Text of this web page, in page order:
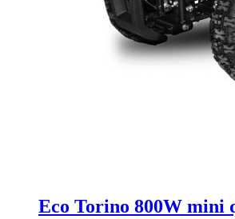
Eco Torino 800W mini